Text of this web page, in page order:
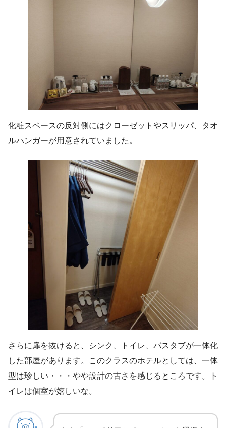
化粧スペースの反対側にはクローゼットやスリッパ、タオ
ルハンガーが用意されていました。
さらに扉を抜けると、シンク、トイレ、バスタブが一体化
した部屋があります。このクラスのホテルとしては、一体
型は珍しい・・・やや設計の古さを感じるところです。ト
イレは個室が嬉しいな。